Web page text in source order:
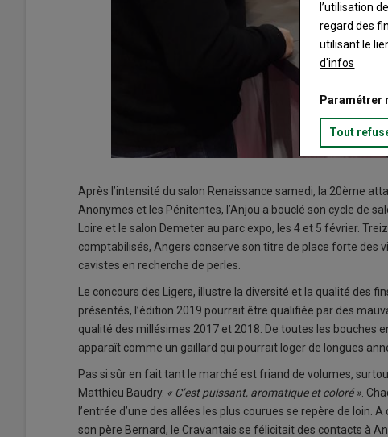
Après l’intensité du salon Renaissance samedi, la 20ème
Anonymes et les Pénitentes, l’Anjou a bouclé son cycle de
Loire et le salon Demeter au parc expo, les 4 et 5 février.
comptabilisés, Angers conserve son titre de place forte des
cavistes en recherche de perles.
Le concours des Ligers, illustre la diversité et la qualité des
présentés, l’édition 2019 pourrait être qualifiée par des
qualité des millésimes 2017 et 2018. De toutes les bouches
apparaît comme un gaillard qui pourrait loger de longues
Pas si sûr en fait tant le marché est friand de volumes,
Matthieu Baudry. « C’est puissant, aromatique et coloré » .
l’entrée d’une des allées les plus courues se repère de loin.
son père Bernard, le Cravantais se félicitait des contacts à
l’utilisation
regard des
utilisant le
d'infos
Paramétrer
Tout